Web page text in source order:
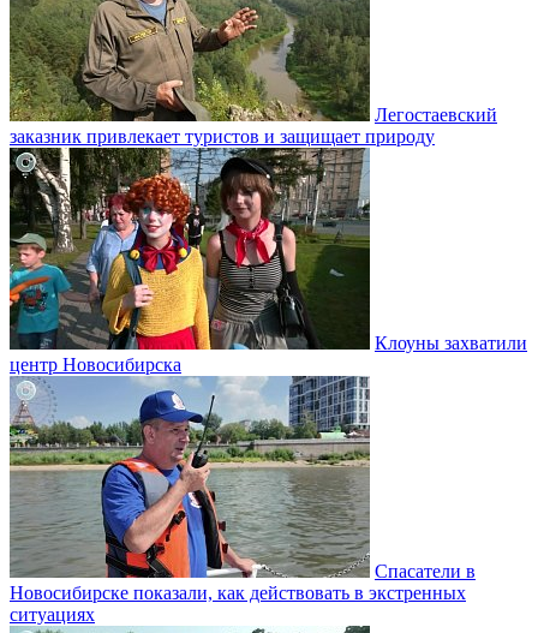
Легостаевский
заказник привлекает туристов и защищает природу
Клоуны захватили
центр Новосибирска
Спасатели в
Новосибирске показали, как действовать в экстренных
ситуациях